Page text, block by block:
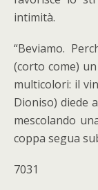
intimità.
“Beviamo.
(corto come)
multicolori: il
Dioniso) diede
mescolando
coppa segua
7031